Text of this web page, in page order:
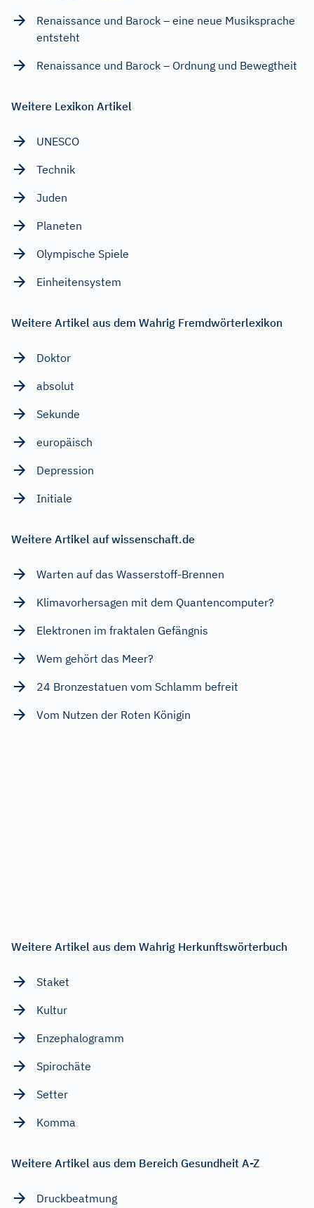
Renaissance und Barock – eine neue Musiksprache
entsteht
Renaissance und Barock – Ordnung und Bewegtheit
Weitere Lexikon Artikel
UNESCO
Technik
Juden
Planeten
Olympische Spiele
Einheitensystem
Weitere Artikel aus dem Wahrig Fremdwörterlexikon
Doktor
absolut
Sekunde
europäisch
Depression
Initiale
Weitere Artikel auf wissenschaft.de
Warten auf das Wasserstoff-Brennen
Klimavorhersagen mit dem Quantencomputer?
Elektronen im fraktalen Gefängnis
Wem gehört das Meer?
24 Bronzestatuen vom Schlamm befreit
Vom Nutzen der Roten Königin
Weitere Artikel aus dem Wahrig Herkunftswörterbuch
Staket
Kultur
Enzephalogramm
Spirochäte
Setter
Komma
Weitere Artikel aus dem Bereich Gesundheit A-Z
Druckbeatmung